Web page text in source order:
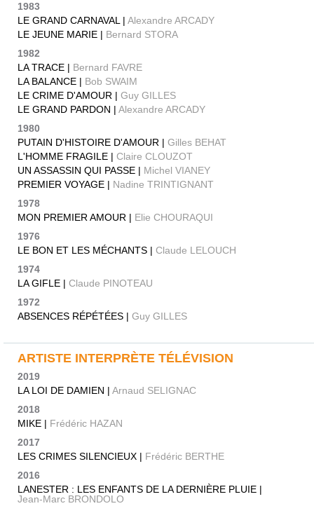
1983
LE GRAND CARNAVAL | Alexandre ARCADY
LE JEUNE MARIE | Bernard STORA
1982
LA TRACE | Bernard FAVRE
LA BALANCE | Bob SWAIM
LE CRIME D'AMOUR | Guy GILLES
LE GRAND PARDON | Alexandre ARCADY
1980
PUTAIN D'HISTOIRE D'AMOUR | Gilles BEHAT
L'HOMME FRAGILE | Claire CLOUZOT
UN ASSASSIN QUI PASSE | Michel VIANEY
PREMIER VOYAGE | Nadine TRINTIGNANT
1978
MON PREMIER AMOUR | Elie CHOURAQUI
1976
LE BON ET LES MÉCHANTS | Claude LELOUCH
1974
LA GIFLE | Claude PINOTEAU
1972
ABSENCES RÉPÉTÉES | Guy GILLES
ARTISTE INTERPRÈTE TÉLÉVISION
2019
LA LOI DE DAMIEN | Arnaud SELIGNAC
2018
MIKE | Frédéric HAZAN
2017
LES CRIMES SILENCIEUX | Frédéric BERTHE
2016
LANESTER : LES ENFANTS DE LA DERNIÈRE PLUIE |
Jean-Marc BRONDOLO